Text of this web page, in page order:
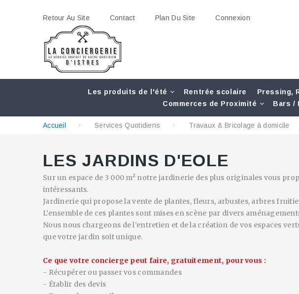
Retour Au Site Contact Plan Du Site Connexion
Les produits de l'été Rentrée scolaire Pressing,
Commerces de Proximité
Bars /
Accueil Services Quotidiens Travaux & Bricolage à domicile
LES JARDINS D'EOLE
Sur un espace de 3 000 m² notre jardinerie des plus originales vous
intéressants.
Jardinerie qui propose la vente de plantes, fleurs, arbustes, arbres
L’ensemble de ces plantes sont mises en scène par divers
Nous nous chargeons de l’entretien et de la création de vos espaces
que votre jardin soit unique.
Ce que votre concierge peut faire, gratuitement, pour vous :
- Récupérer ou passer vos commandes
- Établir des devis